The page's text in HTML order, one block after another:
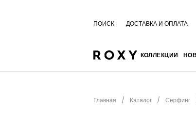
ПОИСК ДОСТАВКА И ОПЛАТА
КОЛЛЕКЦИИ
Главная Каталог Серфинг